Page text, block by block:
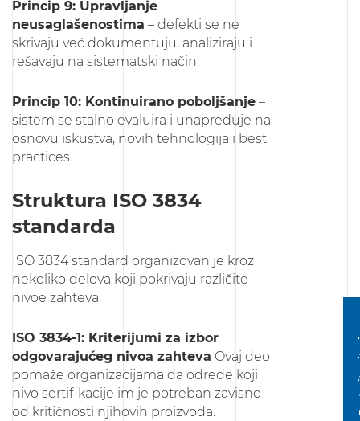
Princip 9: Upravljanje
neusaglašenostima – defekti se ne
skrivaju već dokumentuju, analiziraju i
rešavaju na sistematski način.
Princip 10: Kontinuirano poboljšanje –
sistem se stalno evaluira i unapređuje na
osnovu iskustva, novih tehnologija i best
practices.
Struktura ISO 3834
standarda
ISO 3834 standard organizovan je kroz
nekoliko delova koji pokrivaju različite
nivoe zahteva:
ISO 3834-1: Kriterijumi za izbor
odgovarajućeg nivoa zahteva Ovaj deo
pomaže organizacijama da odrede koji
nivo sertifikacije im je potreban zavisno
od kritičnosti njihovih proizvoda.